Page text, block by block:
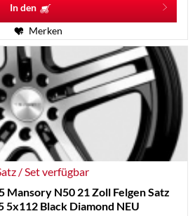
In den
Merken
/ Set verfügbar
Mansory N50 21 Zoll Felgen Satz
5x112 Black Diamond NEU